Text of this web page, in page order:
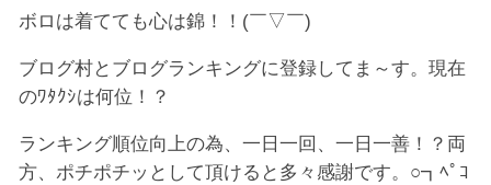
ボロは着てても心は錦！！(￣▽￣)
ブログ村とブログランキングに登録してま～す。現在
のﾜﾀｸｼは何位！？
ランキング順位向上の為、一日一回、一日一善！？両
方、ポチポチッとして頂けると多々感謝です。○┓ﾍﾟｺ